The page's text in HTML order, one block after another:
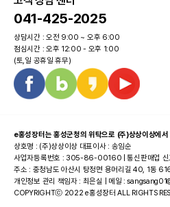
041-425-2025
상담시간 : 오전 9:00 ~ 오후 6:00
점심시간 : 오후 12:00 - 오후 1:00
(토,일 공휴일 휴무)
e홍성장터는 홍성군청의 위탁으로 (주)상상이상에
상호명 : (주)상상이상 대표이사 : 송임순
사업자등록번호 : 305-86-00160 | 통신판매업
주소 : 충청남도 아산시 탕정면 용머리길 40, 1동
개인정보 관리 책임자 : 최은실 | 메일 :
COPYRIGHTⓒ 2022 e홍성장터 ALL RIGHTS